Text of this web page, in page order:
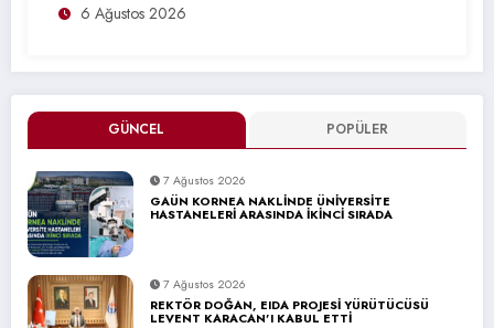
GÜNCEL POPÜLER
7 Ağustos 2026
GAÜN KORNEA NAKLİNDE ÜNİVERSİTE
HASTANELERİ ARASINDA İKİNCİ SIRADA
7 Ağustos 2026
REKTÖR DOĞAN, EIDA PROJESİ YÜRÜTÜCÜSÜ
LEVENT KARACAN’I KABUL ETTİ
6 Ağustos 2026